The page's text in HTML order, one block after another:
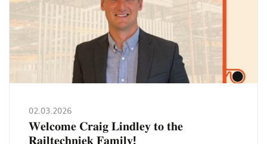
02.03.2026
𝐖𝐞𝐥𝐜𝐨𝐦𝐞 𝐂𝐫𝐚𝐢𝐠 𝐋𝐢𝐧𝐝𝐥𝐞𝐲 𝐭𝐨 𝐭𝐡𝐞
𝐑𝐚𝐢𝐥𝐭𝐞𝐜𝐡𝐧𝐢𝐞𝐤 𝐅𝐚𝐦𝐢𝐥𝐲!